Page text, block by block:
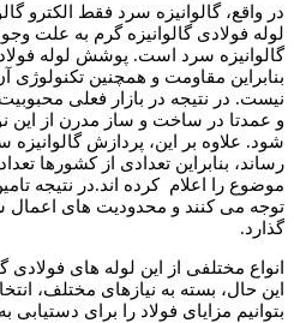
در واقع، گالوانیزه سرد فقط الکترو
لوله فولادی گالوانیزه گرم به علت
گالوانیزه سرد است. پوشش لوله
بنابراین مقاومت و همچنین تکنولوژی
نیست. در نتیجه در بازار فعلی
و عمدتا در ساخت و ساز مدرن از این
شود. علاوه بر این، پردازش
رساند، بنابراین تعدادی از کشورها
موضوع را اعلام کرده اند.در نتیجه
توجه می کنند و محدودیت های اعمال
گذارد.
انواع مختلفی از این لوله های فولادی
این حال، بسته به نیازهای مختلف،
بتوانیم مزایای فولاد را برای دستیابی